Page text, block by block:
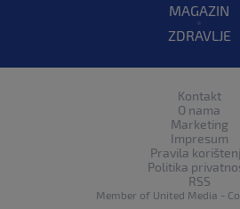
MAGAZIN
ZDRAVLJE
Kontakt
O nama
Marketing
Impresum
Pravila
Politika
RSS
Member of United Media -